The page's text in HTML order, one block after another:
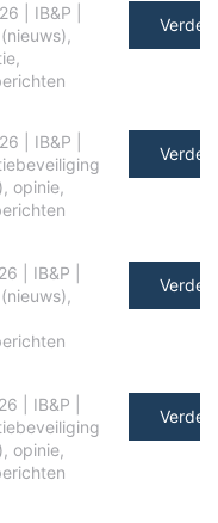
IB&P
,
,
Verder
IB&P
, opinie,
Verder
IB&P
,
Verder
IB&P
, opinie,
Verder